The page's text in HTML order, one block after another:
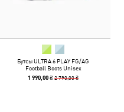
Бутсы ULTRA 6 PLAY FG/AG
Football Boots Unisex
1 990,00 ₴2 790,00 ₴